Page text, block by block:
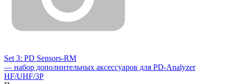
Set 3: PD Sensors-RM
— набор дополнительных аксессуаров для PD-Analyzer
HF/UHF/3P